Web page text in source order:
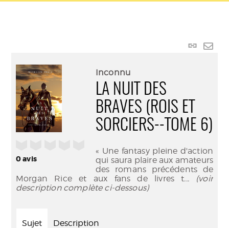
Lien
0avis
Inconnu
LA NUIT DES
BRAVES (ROIS ET
SORCIERS--TOME 6)
« Une fantasy pleine d'action
qui saura plaire aux amateurs
des romans précédents de
Morgan Rice et aux fans de livres t... (voir
description complète ci-dessous)
Sujet Description